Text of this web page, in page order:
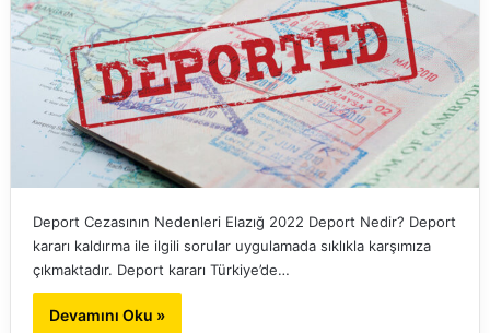
Deport Cezasının Nedenleri Elazığ 2022 Deport Nedir? Deport
kararı kaldırma ile ilgili sorular uygulamada sıklıkla karşımıza
çıkmaktadır. Deport kararı Türkiye’de…
Devamını Oku »